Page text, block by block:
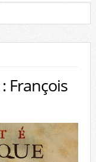
François